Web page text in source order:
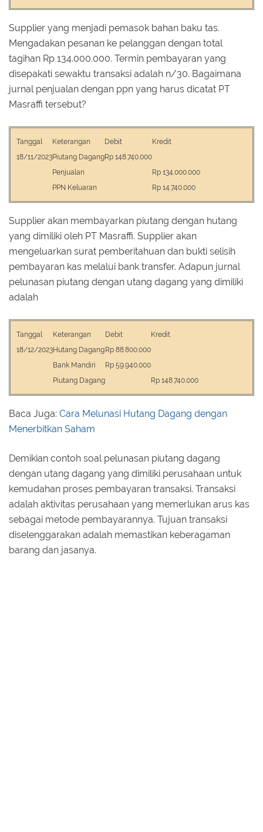
Supplier yang menjadi pemasok bahan baku tas.
Mengadakan pesanan ke pelanggan dengan total
tagihan Rp 134.000.000. Termin pembayaran yang
disepakati sewaktu transaksi adalah n/30. Bagaimana
jurnal penjualan dengan ppn yang harus dicatat PT
Masraffi tersebut?
Tanggal Keterangan Debit
Kredit
18/11/2023Piutang DagangRp 148.740.000
Penjualan
Rp 134.000.000
PPN Keluaran
Rp 14.740.000
Supplier akan membayarkan piutang dengan hutang
yang dimiliki oleh PT Masraffi. Supplier akan
mengeluarkan surat pemberitahuan dan bukti selisih
pembayaran kas melalui bank transfer. Adapun jurnal
pelunasan piutang dengan utang dagang yang dimiliki
adalah
Tanggal Keterangan Debit
Kredit
18/12/2023Hutang Dagang Rp 88.800.000
Bank Mandiri
Rp 59.940.000
Piutang Dagang
Rp 148.740.000
Baca Juga: Cara Melunasi Hutang Dagang dengan
Menerbitkan Saham
Demikian contoh soal pelunasan piutang dagang
dengan utang dagang yang dimiliki perusahaan untuk
kemudahan proses pembayaran transaksi. Transaksi
adalah aktivitas perusahaan yang memerlukan arus kas
sebagai metode pembayarannya. Tujuan transaksi
diselenggarakan adalah memastikan keberagaman
barang dan jasanya.